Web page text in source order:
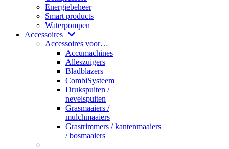
Energiebeheer
Smart products
Waterpompen
Accessoires
Accessoires voor…
Accumachines
Alleszuigers
Bladblazers
CombiSysteem
Drukspuiten /
nevelspuiten
Grasmaaiers /
mulchmaaiers
Grastrimmers / kantenmaaiers
/ bosmaaiers